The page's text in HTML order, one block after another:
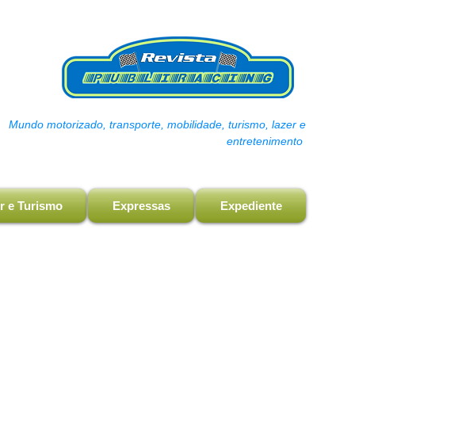
Mundo motorizado, transporte, mobilidade, turismo, lazer e
entretenimento
e Turismo Expressas Expediente